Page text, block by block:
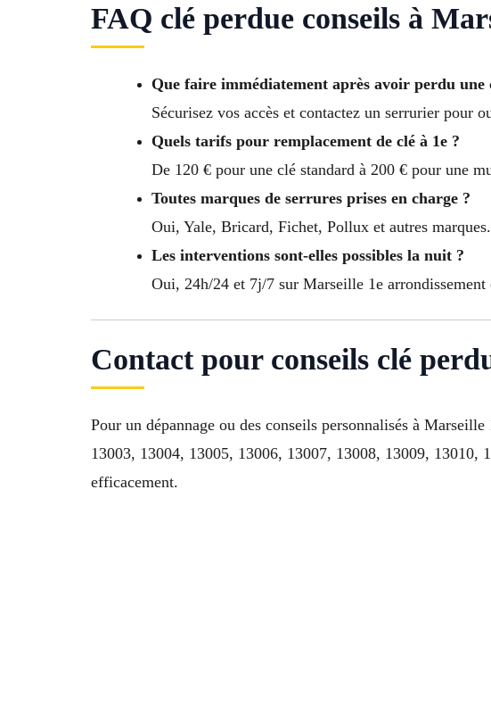
FAQ clé perdue conseils à
Que faire immédiatement après avoir perdu
Sécurisez vos accès et contactez un serrurier pour
Quels tarifs pour remplacement de clé à 1e ?
De 120 € pour une clé standard à 200 € pour une
Toutes marques de serrures prises en charge ?
Oui, Yale, Bricard, Fichet, Pollux et autres marques.
Les interventions sont-elles possibles la nuit ?
Oui, 24h/24 et 7j/7 sur Marseille 1e
Contact pour conseils clé
Pour un dépannage ou des conseils personnalisés à
13003, 13004, 13005, 13006, 13007, 13008, 13009, 13010,
efficacement.